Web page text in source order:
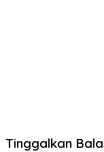
Tinggalkan